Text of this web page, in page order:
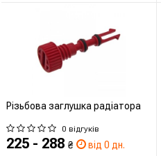
Різьбова заглушка радіатора
0 відгуків
225 - 288 ₴ від 0 дн.